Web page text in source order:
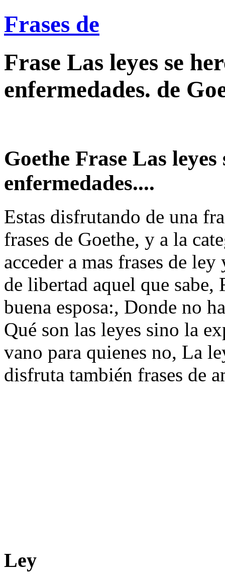
Frases de
Frase Las leyes se
enfermedades. de
Goethe Frase Las
enfermedades....
Estas disfrutando de una
frases de Goethe, y a la
acceder a mas frases de
de libertad aquel que
buena esposa:, Donde no
Qué son las leyes sino la
vano para quienes no, La
disfruta también frases de
Ley